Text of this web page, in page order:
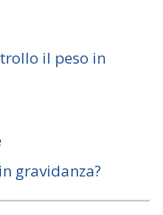
il peso in
gravidanza?